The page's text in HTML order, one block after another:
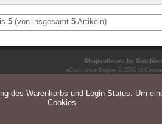
5 (von insgesamt 5 Artikeln)
Shopsoftware by
eCommerce Engine © 2006
des Warenkorbs und Login-Status. Um
Cookies.